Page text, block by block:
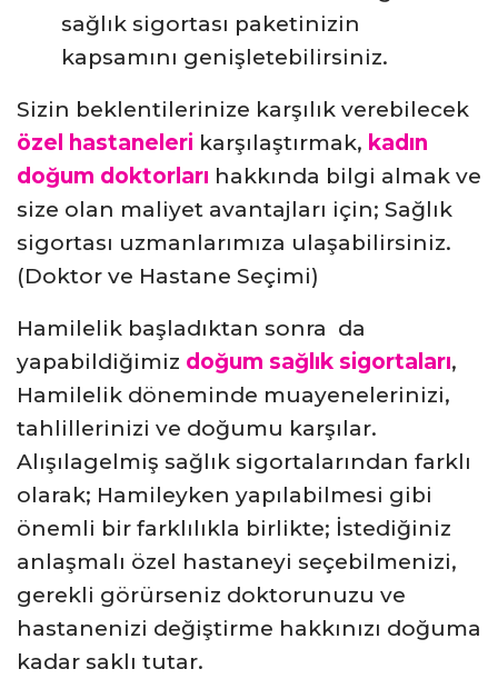
sağlık sigortası paketinizin
kapsamını genişletebilirsiniz.
Sizin beklentilerinize karşılık verebilecek
özel hastaneleri karşılaştırmak, kadın
doğum doktorları hakkında bilgi almak ve
size olan maliyet avantajları için; Sağlık
sigortası uzmanlarımıza ulaşabilirsiniz.
(Doktor ve Hastane Seçimi)
Hamilelik başladıktan sonra da
yapabildiğimiz doğum sağlık sigortaları,
Hamilelik döneminde muayenelerinizi,
tahlillerinizi ve doğumu karşılar.
Alışılagelmiş sağlık sigortalarından farklı
olarak; Hamileyken yapılabilmesi gibi
önemli bir farklılıkla birlikte; İstediğiniz
anlaşmalı özel hastaneyi seçebilmenizi,
gerekli görürseniz doktorunuzu ve
hastanenizi değiştirme hakkınızı doğuma
kadar saklı tutar.